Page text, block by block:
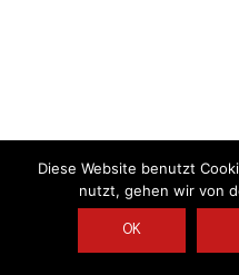
Diese Website benutzt
nutzt, gehen wir von
OK